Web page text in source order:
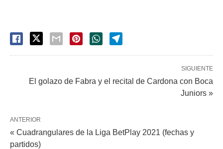
SIGUIENTE
El golazo de Fabra y el recital de Cardona con Boca
Juniors »
ANTERIOR
« Cuadrangulares de la Liga BetPlay 2021 (fechas y
partidos)